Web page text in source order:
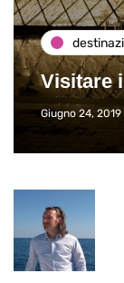
Visitare
Giugno 24, 2019